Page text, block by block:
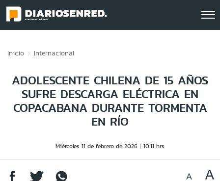
Inicio Internacional
ADOLESCENTE CHILENA DE 15 AÑOS
SUFRE DESCARGA ELÉCTRICA EN
COPACABANA DURANTE TORMENTA
EN RÍO
Miércoles 11 de febrero de 2026 10:11 hrs